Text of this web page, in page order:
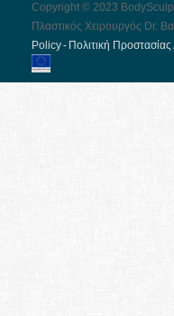
Copyright © 2023
Πλαστικός Χειρουργός Dr.
Pol­icy - Πολιτική